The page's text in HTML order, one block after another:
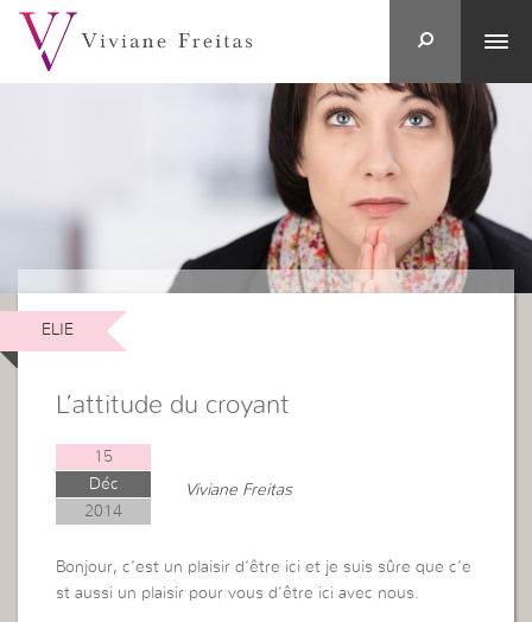
ELIE
L’attitude du croyant
15
Déc
2014
Viviane Freitas
Bonjour, c’est un plaisir d’être ici et je suis sûre que c’e
st aussi un plaisir pour vous d’être ici avec nous.